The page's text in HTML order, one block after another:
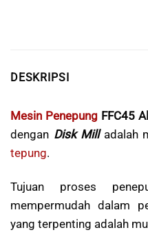
DESKRIPSI
Mesin Penepung FFC45
dengan Disk Milladalah
tepung.
Tujuan proses
mempermudah dalam
yang terpenting adalah